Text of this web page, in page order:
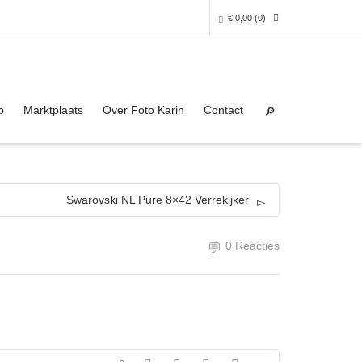
€ 0,00 (0)
NAAR DE SHOP
Marktplaats Over Foto Karin Contact
Swarovski NL Pure 8×42 Verrekijker
0 Reacties